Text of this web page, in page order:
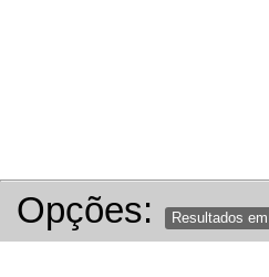
Opções: Resultados em